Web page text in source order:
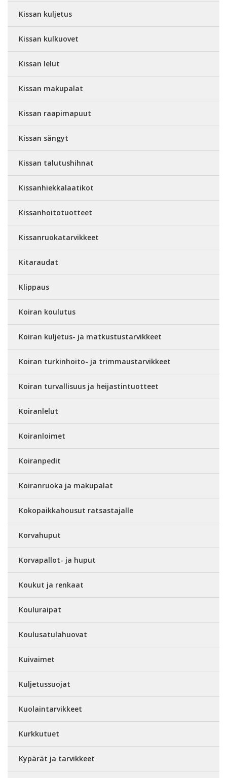
Kissan kuljetus
Kissan kulkuovet
Kissan lelut
Kissan makupalat
Kissan raapimapuut
Kissan sängyt
Kissan talutushihnat
Kissanhiekkalaatikot
Kissanhoitotuotteet
Kissanruokatarvikkeet
Kitaraudat
Klippaus
Koiran koulutus
Koiran kuljetus- ja matkustustarvikkeet
Koiran turkinhoito- ja trimmaustarvikkeet
Koiran turvallisuus ja heijastintuotteet
Koiranlelut
Koiranloimet
Koiranpedit
Koiranruoka ja makupalat
Kokopaikkahousut ratsastajalle
Korvahuput
Korvapallot- ja huput
Koukut ja renkaat
Kouluraipat
Koulusatulahuovat
Kuivaimet
Kuljetussuojat
Kuolaintarvikkeet
Kurkkutuet
Kypärät ja tarvikkeet